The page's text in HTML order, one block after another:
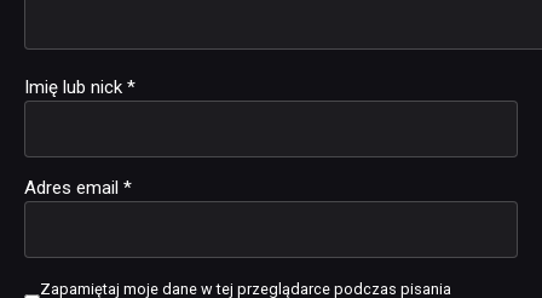
Imię lub nick *
Adres email *
Zapamiętaj moje dane w tej przeglądarce podczas pisania